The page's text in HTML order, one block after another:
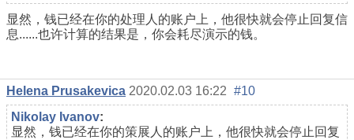
显然，钱已经在你的处理人的账户上，他很快就会停止回复信
息......也许计算的结果是，你会耗尽演示的钱。
Helena Prusakevica 2020.02.03 16:22 #10
Nikolay Ivanov:
显然，钱已经在你的策展人的账户上，他很快就会停止回复